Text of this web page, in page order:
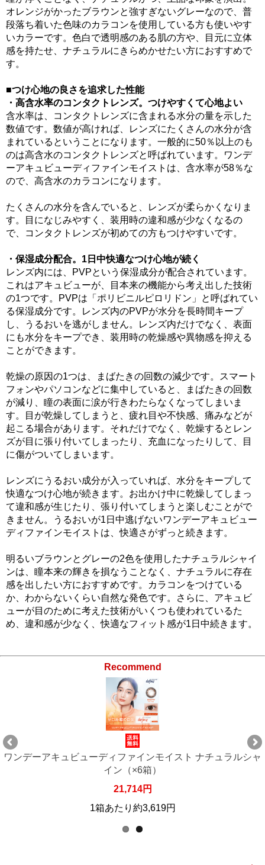
オレンジがかったブラウンと強すぎないグレーなので、普
段落ち着いた色味のカラコンを使用している方も使いやす
いカラーです。色白で透明感のある肌の方や、目元に立体
感を持たせ、ナチュラルにきらめかせたい方におすすめで
す。
■つけ心地の良さを追求した性能
・高含水率のコンタクトレンズ。つけやすくて心地よい
含水率は、コンタクトレンズに含まれる水分の量を示した
数値です。数値が高ければ、レンズにたくさんの水分が含
まれているということになります。一般的に50％以上のも
のは高含水のコンタクトレンズと呼ばれています。ワンデ
ーアキュビューディファインモイストは、含水率が58％な
ので、高含水のカラコンになります。
たくさんの水分を含んでいると、レンズが柔らかくなりま
す。目になじみやすく、装用時の違和感が少なくなるの
で、コンタクトレンズが初めての方もつけやすいです。
・保湿成分配合。1日中快適なつけ心地が続く
レンズ内には、PVPという保湿成分が配合されています。
これはアキュビューが、目本来の機能から考え出した技術
の1つです。PVPは「ポリビニルピロリドン」と呼ばれてい
る保湿成分です。レンズ内のPVPが水分を長時間キープ
し、うるおいを逃がしません。レンズ内だけでなく、表面
にも水分をキープでき、装用時の乾燥感や異物感を抑える
ことができます。
乾燥の原因の1つは、まばたきの回数の減少です。スマート
フォンやパソコンなどに集中していると、まばたきの回数
が減り、瞳の表面に涙が行きわたらなくなってしまいま
す。目が乾燥してしまうと、疲れ目や不快感、痛みなどが
起こる場合があります。それだけでなく、乾燥するとレン
ズが目に張り付いてしまったり、充血になったりして、目
に傷がついてしまいます。
レンズにうるおい成分が入っていれば、水分をキープして
快適なつけ心地が続きます。お出かけ中に乾燥してしまっ
て違和感が生じたり、張り付いてしまうと楽しむことがで
きません。うるおいが1日中逃げないワンデーアキュビュー
ディファインモイストは、快適さがずっと続きます。
明るいブラウンとグレーの2色を使用したナチュラルシャイ
ンは、瞳本来の輝きを損なうことなく、ナチュラルに存在
感を出したい方におすすめです。カラコンをつけている
か、わからないくらい自然な発色です。さらに、アキュビ
ューが目のために考えた技術がいくつも使われているた
め、違和感が少なく、快適なフィット感が1日中続きます。
Recommend
ワンデーアキュビューディファインモイスト ナチュラルシャ
イン（×6箱）
21,714円
1箱あたり約3,619円